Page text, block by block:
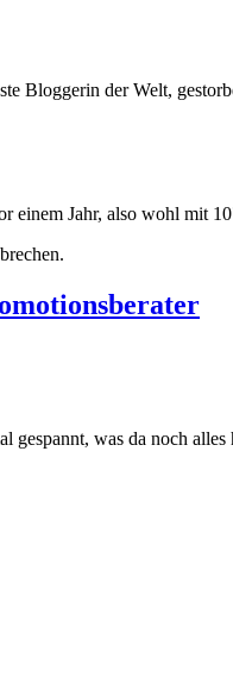
Bloggerin der Welt,
einem Jahr, also wohl
gespannt, was da noch